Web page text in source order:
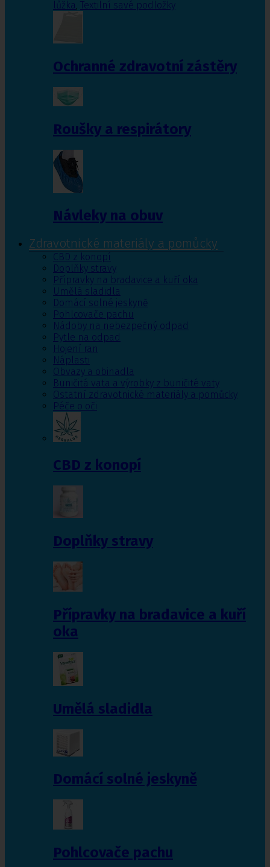
lůžka, Textilní savé podložky
Ochranné zdravotní zástěry
Roušky a respirátory
Návleky na obuv
Zdravotnické materiály a pomůcky
CBD z konopí
Doplňky stravy
Přípravky na bradavice a kuří oka
Umělá sladidla
Domácí solné jeskyně
Pohlcovače pachu
Nádoby na nebezpečný odpad
Pytle na odpad
Hojení ran
Náplasti
Obvazy a obinadla
Buničitá vata a výrobky z buničité vaty
Ostatní zdravotnické materiály a pomůcky
Péče o oči
CBD z konopí
Doplňky stravy
Přípravky na bradavice a kuří
oka
Umělá sladidla
Domácí solné jeskyně
Pohlcovače pachu